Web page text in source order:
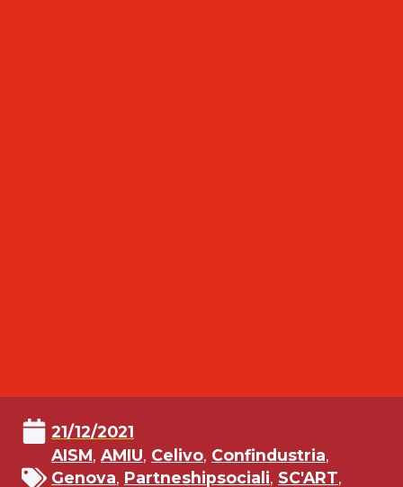
21/12/2021
AISM, AMIU, Celivo, Confindustria,
Genova, Partneshipsociali, SC'ART,